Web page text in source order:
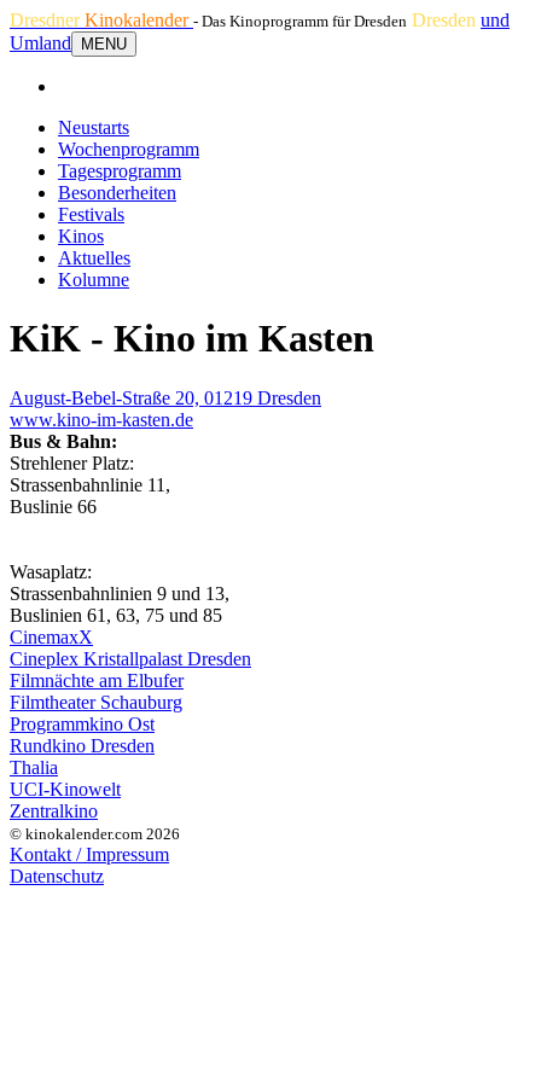
DresdnerKinokalender - Das Kinoprogramm für Dresden Dresden und
Umland
MENU
Neustarts
Wochenprogramm
Tagesprogramm
Besonderheiten
Festivals
Kinos
Aktuelles
Kolumne
KiK - Kino im Kasten
August-Bebel-Straße 20, 01219 Dresden
www.kino-im-kasten.de
Bus & Bahn:
Strehlener Platz:
Strassenbahnlinie 11,
Buslinie 66
Wasaplatz:
Strassenbahnlinien 9 und 13,
Buslinien 61, 63, 75 und 85
CinemaxX
Cineplex Kristallpalast Dresden
Filmnächte am Elbufer
Filmtheater Schauburg
Programmkino Ost
Rundkino Dresden
Thalia
UCI-Kinowelt
Zentralkino
© kinokalender.com 2026
Kontakt / Impressum
Datenschutz